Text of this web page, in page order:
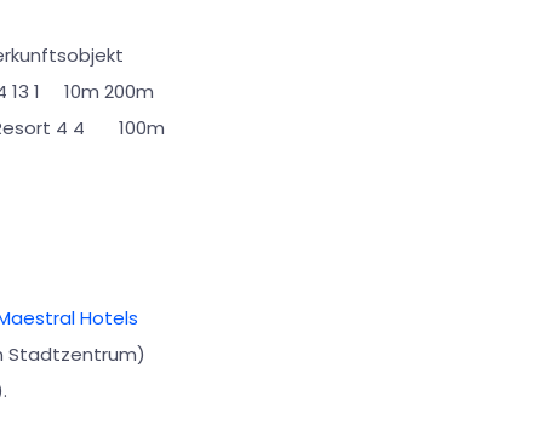
13 1 10m 200m
4 4 100m
Hotels
Stadtzentrum)